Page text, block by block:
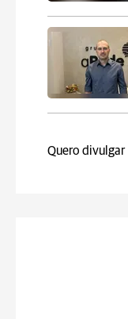
Quero divulgar